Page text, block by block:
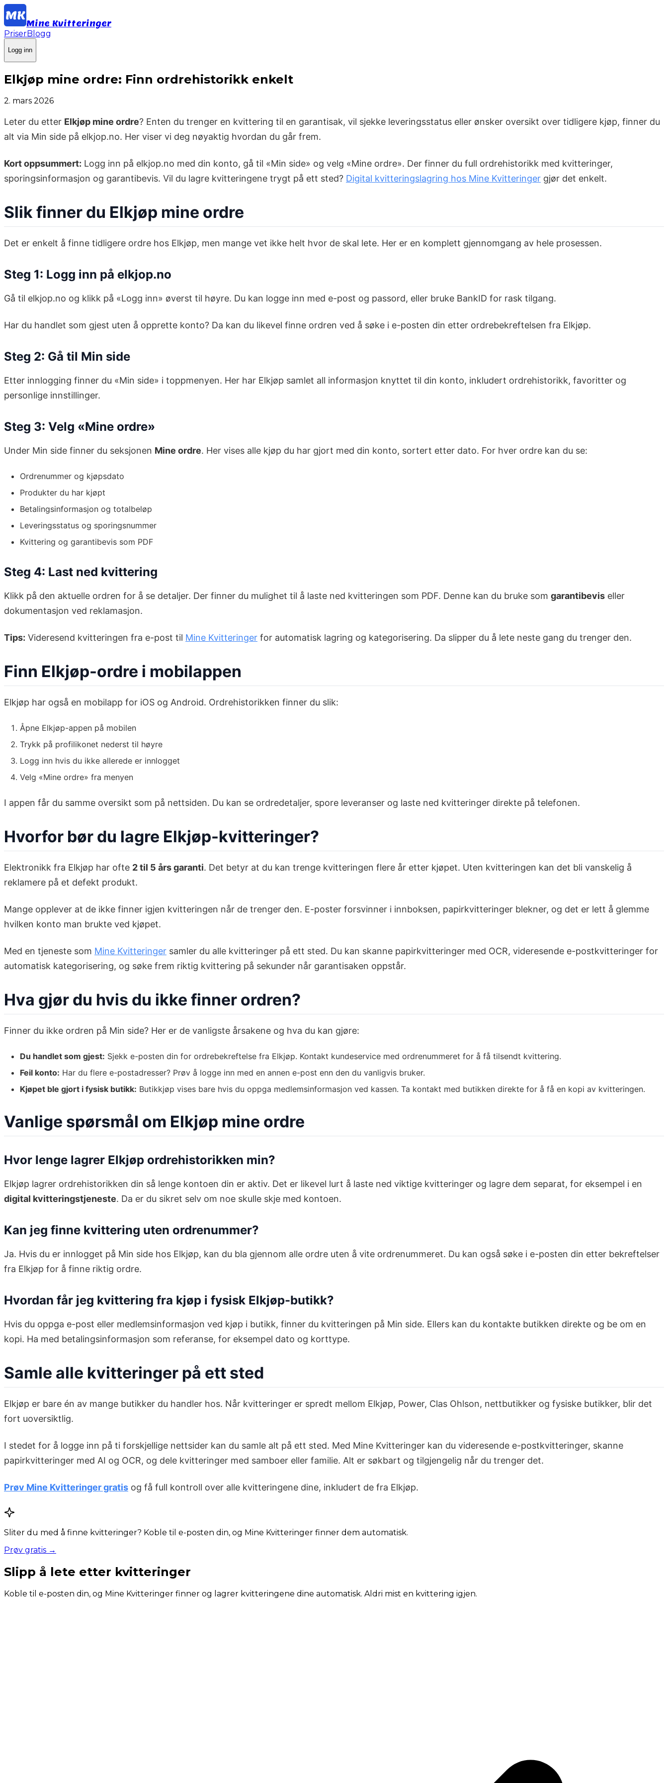
Mine Kvitteringer
PriserBlogg
Logg inn
Elkjøp mine ordre: Finn ordrehistorikk enkelt
2. mars 2026
Leter du etter Elkjøp mine ordre? Enten du trenger en kvittering til en garantisak, vil sjekke leveringsstatus eller ønsker oversikt over tidligere kjøp, finner du
alt via Min side på elkjop.no. Her viser vi deg nøyaktig hvordan du går frem.
Kort oppsummert: Logg inn på elkjop.no med din konto, gå til «Min side» og velg «Mine ordre». Der finner du full ordrehistorikk med kvitteringer,
sporingsinformasjon og garantibevis. Vil du lagre kvitteringene trygt på ett sted? Digital kvitteringslagring hos Mine Kvitteringer gjør det enkelt.
Slik finner du Elkjøp mine ordre
Det er enkelt å finne tidligere ordre hos Elkjøp, men mange vet ikke helt hvor de skal lete. Her er en komplett gjennomgang av hele prosessen.
Steg 1: Logg inn på elkjop.no
Gå til elkjop.no og klikk på «Logg inn» øverst til høyre. Du kan logge inn med e-post og passord, eller bruke BankID for rask tilgang.
Har du handlet som gjest uten å opprette konto? Da kan du likevel finne ordren ved å søke i e-posten din etter ordrebekreftelsen fra Elkjøp.
Steg 2: Gå til Min side
Etter innlogging finner du «Min side» i toppmenyen. Her har Elkjøp samlet all informasjon knyttet til din konto, inkludert ordrehistorikk, favoritter og
personlige innstillinger.
Steg 3: Velg «Mine ordre»
Under Min side finner du seksjonen Mine ordre. Her vises alle kjøp du har gjort med din konto, sortert etter dato. For hver ordre kan du se:
Ordrenummer og kjøpsdato
Produkter du har kjøpt
Betalingsinformasjon og totalbeløp
Leveringsstatus og sporingsnummer
Kvittering og garantibevis som PDF
Steg 4: Last ned kvittering
Klikk på den aktuelle ordren for å se detaljer. Der finner du mulighet til å laste ned kvitteringen som PDF. Denne kan du bruke som garantibevis eller
dokumentasjon ved reklamasjon.
Tips: Videresend kvitteringen fra e-post til Mine Kvitteringer for automatisk lagring og kategorisering. Da slipper du å lete neste gang du trenger den.
Finn Elkjøp-ordre i mobilappen
Elkjøp har også en mobilapp for iOS og Android. Ordrehistorikken finner du slik:
Åpne Elkjøp-appen på mobilen
Trykk på profilikonet nederst til høyre
Logg inn hvis du ikke allerede er innlogget
Velg «Mine ordre» fra menyen
I appen får du samme oversikt som på nettsiden. Du kan se ordredetaljer, spore leveranser og laste ned kvitteringer direkte på telefonen.
Hvorfor bør du lagre Elkjøp-kvitteringer?
Elektronikk fra Elkjøp har ofte 2 til 5 års garanti. Det betyr at du kan trenge kvitteringen flere år etter kjøpet. Uten kvitteringen kan det bli vanskelig å
reklamere på et defekt produkt.
Mange opplever at de ikke finner igjen kvitteringen når de trenger den. E-poster forsvinner i innboksen, papirkvitteringer blekner, og det er lett å glemme
hvilken konto man brukte ved kjøpet.
Med en tjeneste som Mine Kvitteringer samler du alle kvitteringer på ett sted. Du kan skanne papirkvitteringer med OCR, videresende e-postkvitteringer for
automatisk kategorisering, og søke frem riktig kvittering på sekunder når garantisaken oppstår.
Hva gjør du hvis du ikke finner ordren?
Finner du ikke ordren på Min side? Her er de vanligste årsakene og hva du kan gjøre:
Du handlet som gjest: Sjekk e-posten din for ordrebekreftelse fra Elkjøp. Kontakt kundeservice med ordrenummeret for å få tilsendt kvittering.
Feil konto: Har du flere e-postadresser? Prøv å logge inn med en annen e-post enn den du vanligvis bruker.
Kjøpet ble gjort i fysisk butikk: Butikkjøp vises bare hvis du oppga medlemsinformasjon ved kassen. Ta kontakt med butikken direkte for å få en kopi av kvitteringen.
Vanlige spørsmål om Elkjøp mine ordre
Hvor lenge lagrer Elkjøp ordrehistorikken min?
Elkjøp lagrer ordrehistorikken din så lenge kontoen din er aktiv. Det er likevel lurt å laste ned viktige kvitteringer og lagre dem separat, for eksempel i en
digital kvitteringstjeneste. Da er du sikret selv om noe skulle skje med kontoen.
Kan jeg finne kvittering uten ordrenummer?
Ja. Hvis du er innlogget på Min side hos Elkjøp, kan du bla gjennom alle ordre uten å vite ordrenummeret. Du kan også søke i e-posten din etter bekreftelser
fra Elkjøp for å finne riktig ordre.
Hvordan får jeg kvittering fra kjøp i fysisk Elkjøp-butikk?
Hvis du oppga e-post eller medlemsinformasjon ved kjøp i butikk, finner du kvitteringen på Min side. Ellers kan du kontakte butikken direkte og be om en
kopi. Ha med betalingsinformasjon som referanse, for eksempel dato og korttype.
Samle alle kvitteringer på ett sted
Elkjøp er bare én av mange butikker du handler hos. Når kvitteringer er spredt mellom Elkjøp, Power, Clas Ohlson, nettbutikker og fysiske butikker, blir det
fort uoversiktlig.
I stedet for å logge inn på ti forskjellige nettsider kan du samle alt på ett sted. Med Mine Kvitteringer kan du videresende e-postkvitteringer, skanne
papirkvitteringer med AI og OCR, og dele kvitteringer med samboer eller familie. Alt er søkbart og tilgjengelig når du trenger det.
Prøv Mine Kvitteringer gratis og få full kontroll over alle kvitteringene dine, inkludert de fra Elkjøp.
Sliter du med å finne kvitteringer? Koble til e-posten din, og Mine Kvitteringer finner dem automatisk.
Prøv gratis →
Slipp å lete etter kvitteringer
Koble til e-posten din, og Mine Kvitteringer finner og lagrer kvitteringene dine automatisk. Aldri mist en kvittering igjen.